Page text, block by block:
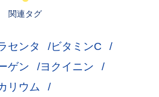
関連タグ
センタ
ビタミンC
ゲン
ヨクイニン
リウム